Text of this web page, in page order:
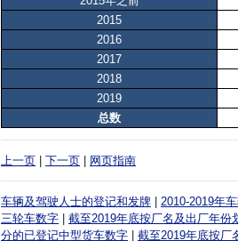
2015
2016
2017
2018
2019
总数
上一页 下一页 网页指南
车辆及驾驶人士的登记和发牌 2010-2019年
三轮车数字
截至2019年底按厂名及出厂年份
分的已登记中型货车数字
截至2019年底按厂